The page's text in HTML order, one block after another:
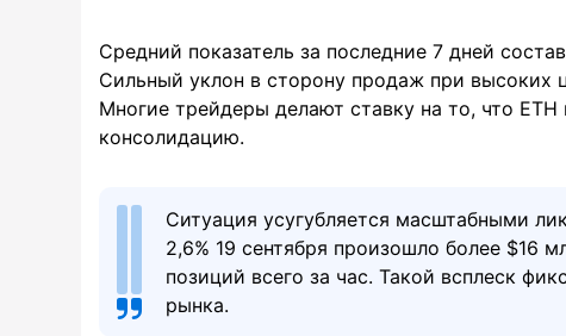
Средний показатель за последние 7 дней
Сильный уклон в сторону продаж при высоких
Многие трейдеры делают ставку на то, что
консолидацию.
Ситуация усугубляется масштабными
2,6% 19 сентября произошло более $16
позиций всего за час. Такой всплеск
рынка.